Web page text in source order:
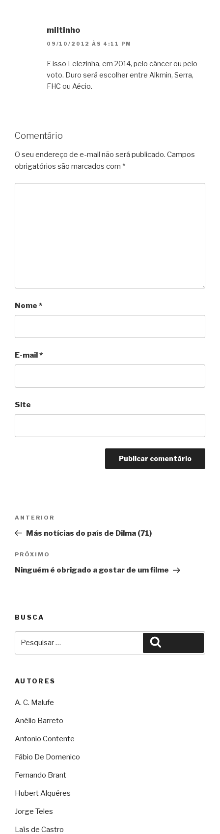
miltinho
09/10/2012 ÀS 4:11 PM
E isso Lelezinha, em 2014, pelo câncer ou pelo
voto. Duro será escolher entre Alkmin, Serra,
FHC ou Aécio.
Comentário
O seu endereço de e-mail não será publicado. Campos
obrigatórios são marcados com *
Nome *
E-mail*
Site
Post
Anterior
ANTERIOR
Más notícias do país de Dilma (71)
Próximo
PRÓXIMO
Ninguém é obrigado a gostar de um filme
BUSCA
AUTORES
A. C. Malufe
Anélio Barreto
Antonio Contente
Fábio De Domenico
Fernando Brant
Hubert Alquéres
Jorge Teles
Laïs de Castro